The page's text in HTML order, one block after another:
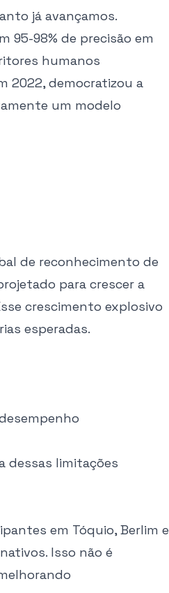
já avançamos.
95-98% de precisão em
humanos
2022, democratizou a
um modelo
de reconhecimento de
para crescer a
crescimento explosivo
esperadas.
dessas limitações
em Tóquio, Berlim e
Isso não é